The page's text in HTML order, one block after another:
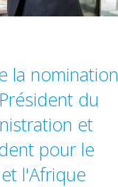
la nomination
du
et
pour le
l'Afrique